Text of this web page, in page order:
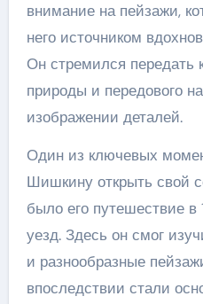
внимание на пейзажи,
него источником
Он стремился передать
природы и передового
изображении деталей.
Один из ключевых
Шишкину открыть свой
было его путешествие
уезд. Здесь он смог
и разнообразные
впоследствии стали